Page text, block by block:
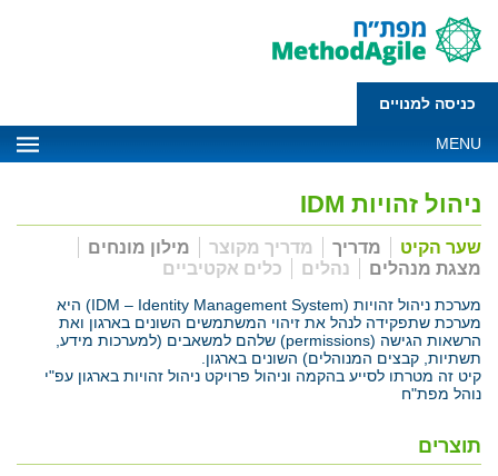
כניסה למנויים
MENU
ניהול זהויות IDM
שער הקיט מדריך מדריך מקוצר
מילון מונחים
מצגת מנהלים
נהלים כלים אקטיביים
מערכת ניהול זהויות (IDM – Identity Management System) היא
מערכת שתפקידה לנהל את זיהוי המשתמשים השונים בארגון ואת
הרשאות הגישה (permissions) שלהם למשאבים (למערכות מידע,
תשתיות, קבצים המנוהלים) השונים בארגון.
קיט זה מטרתו לסייע בהקמה וניהול פרויקט ניהול זהויות בארגון עפ"י
נוהל מפת"ח
תוצרים